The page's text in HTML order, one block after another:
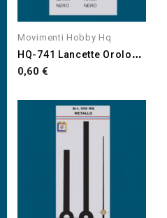
Movimenti Hobby Hq
H
Q-741 Lancette Orologi...
Prezzo
0,60 €